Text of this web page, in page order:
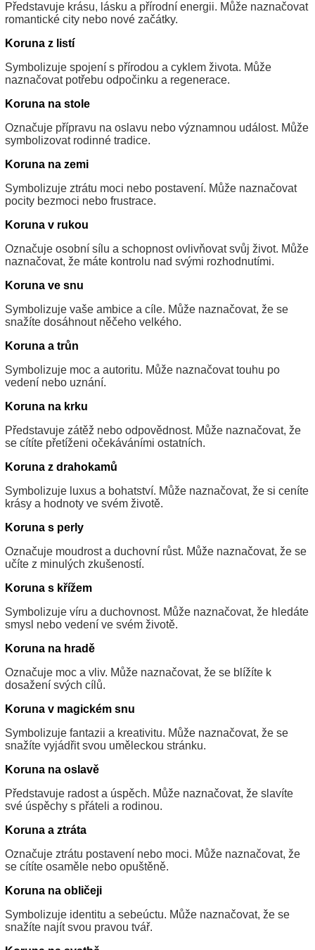
Představuje krásu, lásku a přírodní energii. Může naznačovat
romantické city nebo nové začátky.
Koruna z listí
Symbolizuje spojení s přírodou a cyklem života. Může
naznačovat potřebu odpočinku a regenerace.
Koruna na stole
Označuje přípravu na oslavu nebo významnou událost. Může
symbolizovat rodinné tradice.
Koruna na zemi
Symbolizuje ztrátu moci nebo postavení. Může naznačovat
pocity bezmoci nebo frustrace.
Koruna v rukou
Označuje osobní sílu a schopnost ovlivňovat svůj život. Může
naznačovat, že máte kontrolu nad svými rozhodnutími.
Koruna ve snu
Symbolizuje vaše ambice a cíle. Může naznačovat, že se
snažíte dosáhnout něčeho velkého.
Koruna a trůn
Symbolizuje moc a autoritu. Může naznačovat touhu po
vedení nebo uznání.
Koruna na krku
Představuje zátěž nebo odpovědnost. Může naznačovat, že
se cítíte přetíženi očekáváními ostatních.
Koruna z drahokamů
Symbolizuje luxus a bohatství. Může naznačovat, že si ceníte
krásy a hodnoty ve svém životě.
Koruna s perly
Označuje moudrost a duchovní růst. Může naznačovat, že se
učíte z minulých zkušeností.
Koruna s křížem
Symbolizuje víru a duchovnost. Může naznačovat, že hledáte
smysl nebo vedení ve svém životě.
Koruna na hradě
Označuje moc a vliv. Může naznačovat, že se blížíte k
dosažení svých cílů.
Koruna v magickém snu
Symbolizuje fantazii a kreativitu. Může naznačovat, že se
snažíte vyjádřit svou uměleckou stránku.
Koruna na oslavě
Představuje radost a úspěch. Může naznačovat, že slavíte
své úspěchy s přáteli a rodinou.
Koruna a ztráta
Označuje ztrátu postavení nebo moci. Může naznačovat, že
se cítíte osaměle nebo opuštěně.
Koruna na obličeji
Symbolizuje identitu a sebeúctu. Může naznačovat, že se
snažíte najít svou pravou tvář.